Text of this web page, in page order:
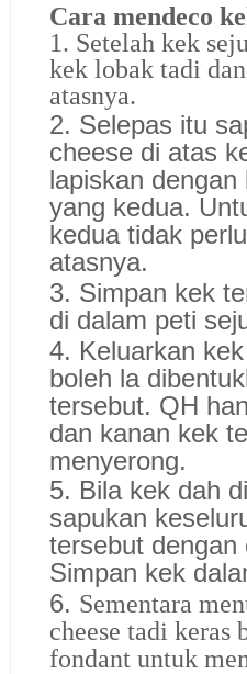
Cara mendeco
1. Setelah kek
kek lobak tadi
atasnya.
2. Selepas itu
cheese di atas
lapiskan
yang kedua.
kedua tidak
atasnya.
3. Simpan kek
di dalam peti
4. Keluarkan
boleh la
tersebut. QH
dan kanan kek
menyerong.
5. Bila kek dah
sapukan
tersebut dengan
Simpan kek
6. Sementara
cheese tadi keras
fondant untuk